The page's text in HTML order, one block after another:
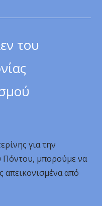
του
για την
Πόντου, μπορούμε να
από